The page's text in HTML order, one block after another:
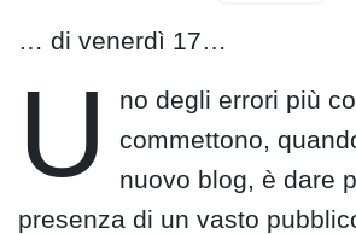
… di venerdì 17…
U
no degli errori più
commettono,
nuovo blog, è dare
presenza di un vasto